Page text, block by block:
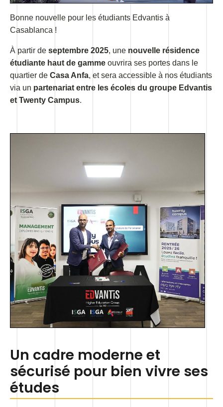
Bonne nouvelle pour les étudiants Edvantis à
Casablanca !
À partir de septembre 2025, une nouvelle résidence
étudiante haut de gamme ouvrira ses portes dans le
quartier de Casa Anfa, et sera accessible à nos étudiants
via un partenariat entre les écoles du groupe Edvantis
et Twenty Campus.
Un cadre moderne et
sécurisé pour bien vivre ses
études